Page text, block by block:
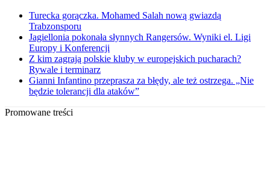
Turecka gorączka. Mohamed Salah nową gwiazdą
Trabzonsporu
Jagiellonia pokonała słynnych Rangersów. Wyniki el. Ligi
Europy i Konferencji
Z kim zagrają polskie kluby w europejskich pucharach?
Rywale i terminarz
Gianni Infantino przeprasza za błędy, ale też ostrzega. „Nie
będzie tolerancji dla ataków”
Promowane treści